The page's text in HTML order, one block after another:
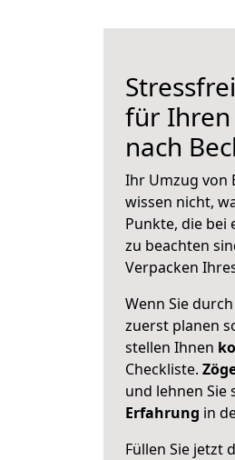
für Ihren
nach
Ihr Umzug von
wissen nicht,
Punkte, die bei
zu beachten
Verpacken
Wenn Sie
zuerst planen
stellen Ihnen
Checkliste.
und lehnen Sie
Erfahrung in
Füllen Sie jetzt